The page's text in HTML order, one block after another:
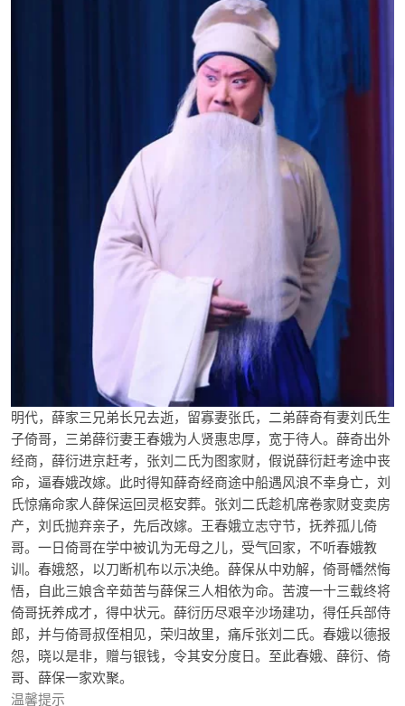
明代，薛家三兄弟长兄去逝，留寡妻张氏，二弟薛奇有妻刘氏生
子倚哥，三弟薛衍妻王春娥为人贤惠忠厚，宽于待人。薛奇出外
经商，薛衍进京赶考，张刘二氏为图家财，假说薛衍赶考途中丧
命，逼春娥改嫁。此时得知薛奇经商途中船遇风浪不幸身亡，刘
氏惊痛命家人薛保运回灵柩安葬。张刘二氏趁机席卷家财变卖房
产，刘氏抛弃亲子，先后改嫁。王春娥立志守节，抚养孤儿倚
哥。一日倚哥在学中被讥为无母之儿，受气回家，不听春娥教
训。春娥怒，以刀断机布以示决绝。薛保从中劝解，倚哥幡然悔
悟，自此三娘含辛茹苦与薛保三人相依为命。苦渡一十三载终将
倚哥抚养成才，得中状元。薛衍历尽艰辛沙场建功，得任兵部侍
郎，并与倚哥叔侄相见，荣归故里，痛斥张刘二氏。春娥以德报
怨，晓以是非，赠与银钱，令其安分度日。至此春娥、薛衍、倚
哥、薛保一家欢聚。
温馨提示